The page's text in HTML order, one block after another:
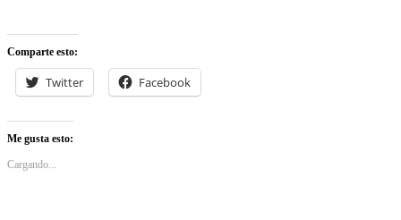
Comparte esto:
Twitter Facebook
Me gusta esto:
Cargando...